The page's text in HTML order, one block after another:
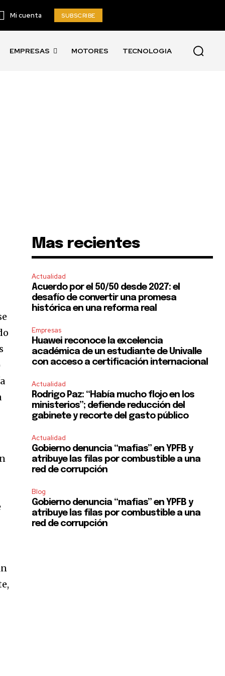
Mi cuenta SUBSCRIBE
EMPRESAS MOTORES TECNOLOGIA
Mas recientes
Actualidad
Acuerdo por el 50/50 desde 2027: el
desafío de convertir una promesa
histórica en una reforma real
Empresas
Huawei reconoce la excelencia
académica de un estudiante de Univalle
con acceso a certificación internacional
Actualidad
Rodrigo Paz: “Había mucho flojo en los
ministerios”; defiende reducción del
gabinete y recorte del gasto público
Actualidad
Gobierno denuncia “mafias” en YPFB y
atribuye las filas por combustible a una
red de corrupción
Blog
Gobierno denuncia “mafias” en YPFB y
atribuye las filas por combustible a una
red de corrupción